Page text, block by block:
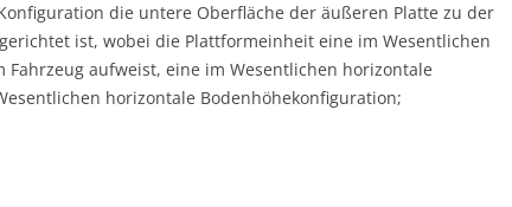
die untere Oberfläche der äußeren Platte zu der
ist, wobei die Plattformeinheit eine im Wesentlichen
aufweist, eine im Wesentlichen horizontale
horizontale Bodenhöhekonfiguration;